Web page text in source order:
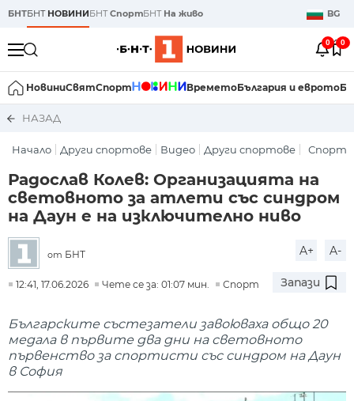
БНТБНТ НОВИНИБНТСпортБНТ На живо BG
0 0
НовиниСвятСпорт ВреметоБългария и еврото
НАЗАД
Начало Други спортове Видео Други спортове Спорт
Радослав Колев: Организацията на
световното за атлети със синдром
на Даун е на изключително ниво
от БНТ A+ A-
12:41, 17.06.2026 Чете се за: 01:07 мин. Спорт Запази
Българските състезатели завоюваха общо 20
медала в първите два дни на световното
първенство за спортисти със синдром на Даун
в София